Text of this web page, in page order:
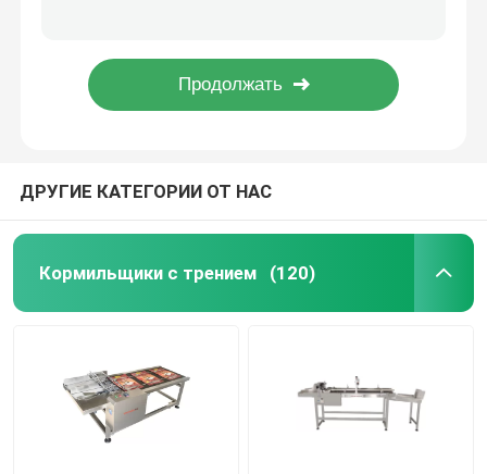
Кормильщики с трением
Питатель для бумаги с трением
Устройство для поисковой системы
Конвейер для кодирования яиц
YOUGAO 9011A-V коды партий трения
ДРУГИЕ КАТЕГОРИИ ОТ НАС
Кормильщики с трением (120)